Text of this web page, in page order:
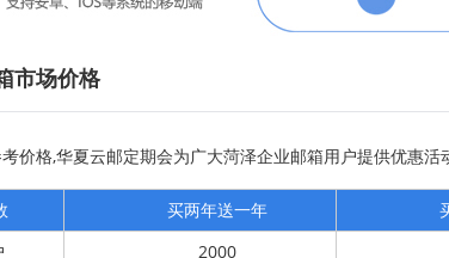
市场价格
价格,华夏云邮定期会为广大菏泽企业邮箱用户提供优惠
买两年送一年
2000